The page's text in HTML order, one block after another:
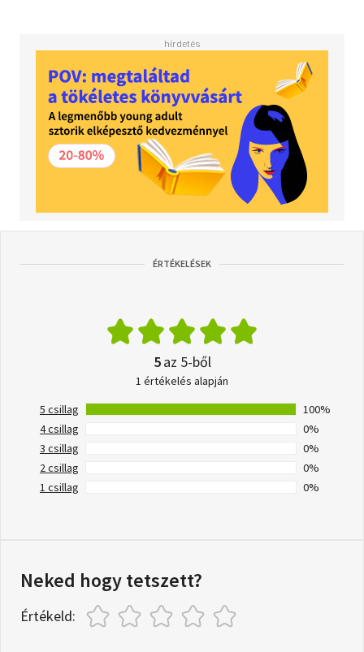
ÉRTÉKELÉSEK
5az 5-ből
1 értékelés alapján
5 csillag
100%
4 csillag
0%
3 csillag
0%
2 csillag
0%
1 csillag
0%
Neked hogy tetszett?
Értékeld: